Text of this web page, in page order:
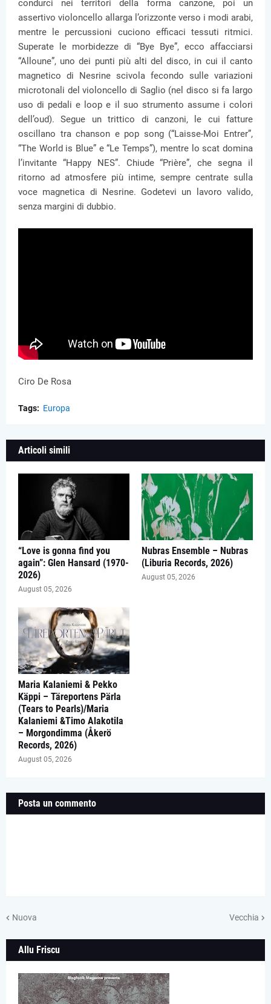
condurci nei territori della forma canzone, poi un
assertivo violoncello allarga l’orizzonte verso i modi arabi,
mentre le percussioni cuciono efficaci tessuti ritmici.
Superate le morbidezze di “Bye Bye”, ecco affacciarsi
“Alloune”, uno dei punti più alti del disco, in cui il canto
magnetico di Nesrine scivola fecondo sulle variazioni
microtonali del violoncello di Saglio (nel disco si fa largo
uso di pedali e loop e il suo strumento assume i colori
dell’oud). Segue un trittico di canzoni, le cui fatture
oscillano tra chanson e pop song (“Laisse-Moi Entrer”,
“The World is Blue” e “Le Temps”), mentre lo scat domina
l’invitante “Happy NES”. Chiude “Prière”, che segna il
ritorno ad atmosfere più intime, sempre centrate sulla
voce magnetica di Nesrine. Godetevi un lavoro valido,
senza margini di dubbio.
Ciro De Rosa
Tags: Europa
Articoli simili
“Love is gonna find you
again”: Glen Hansard (1970-
2026)
August 05, 2026
Nubras Ensemble – Nubras
(Liburia Records, 2026)
August 05, 2026
Maria Kalaniemi & Pekko
Käppi – Täreportens Pärla
(Tears to Pearls)/Maria
Kalaniemi &Timo Alakotila
– Morgondimma (Åkerö
Records, 2026)
August 05, 2026
Posta un commento
Nuova Vecchia
Allu Friscu